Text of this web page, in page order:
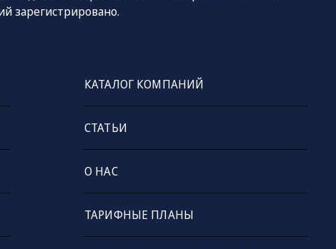
зарегистрировано.
КАТАЛОГ КОМПАНИЙ
СТАТЬИ
О НАС
ТАРИФНЫЕ ПЛАНЫ